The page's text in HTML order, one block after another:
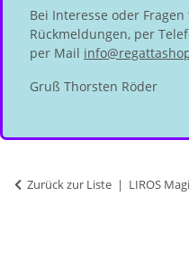
Bei Interesse oder
Rückmeldungen, per
per Mail
Gruß Thorsten Röder
Zurück zur Liste LIROS